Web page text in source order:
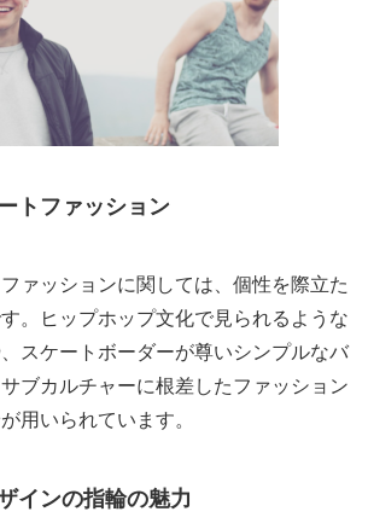
トファッション
ァッションに関しては、個性を際立た
。ヒップホップ文化で見られるような
スケートボーダーが尊いシンプルなバ
ブカルチャーに根差したファッション
用いられています。
インの指輪の魅力